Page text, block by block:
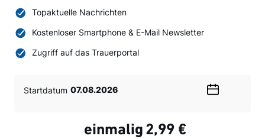
Topaktuelle Nachrichten
Kostenloser Smartphone & E-Mail Newsletter
Zugriff auf das Trauerportal
Startdatum
einmalig 2,99 €